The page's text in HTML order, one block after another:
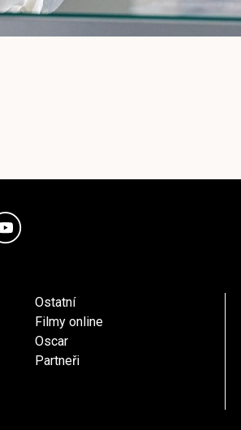
Ostatní
Filmy online
Oscar
Partneři